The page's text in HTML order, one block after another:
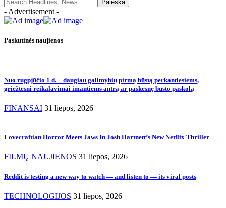
- Advertisement -
Paskutinės naujienos
Nuo rugpjūčio 1 d. – daugiau galimybių pirmą būstą perkantiesiems,
griežtesni reikalavimai imantiems antrą ar paskesnę būsto paskolą
FINANSAI 31 liepos, 2026
Lovecraftian Horror Meets Jaws In Josh Hartnett’s New Netflix Thriller
FILMŲ NAUJIENOS 31 liepos, 2026
Reddit is testing a new way to watch — and listen to — its viral posts
TECHNOLOGIJOS 31 liepos, 2026